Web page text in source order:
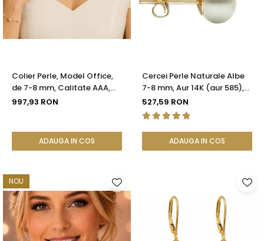
Colier Perle, Model Office,
de 7-8 mm, Calitate AAA,
Aur 14K | KASKADDA®
997,93 RON
ADAUGA IN COS
Cercei Perle Naturale Albe
7-8 mm, Aur 14K (aur 585),
Calitatea AAA | KASKADDA®
527,59 RON
ADAUGA IN COS
NOU